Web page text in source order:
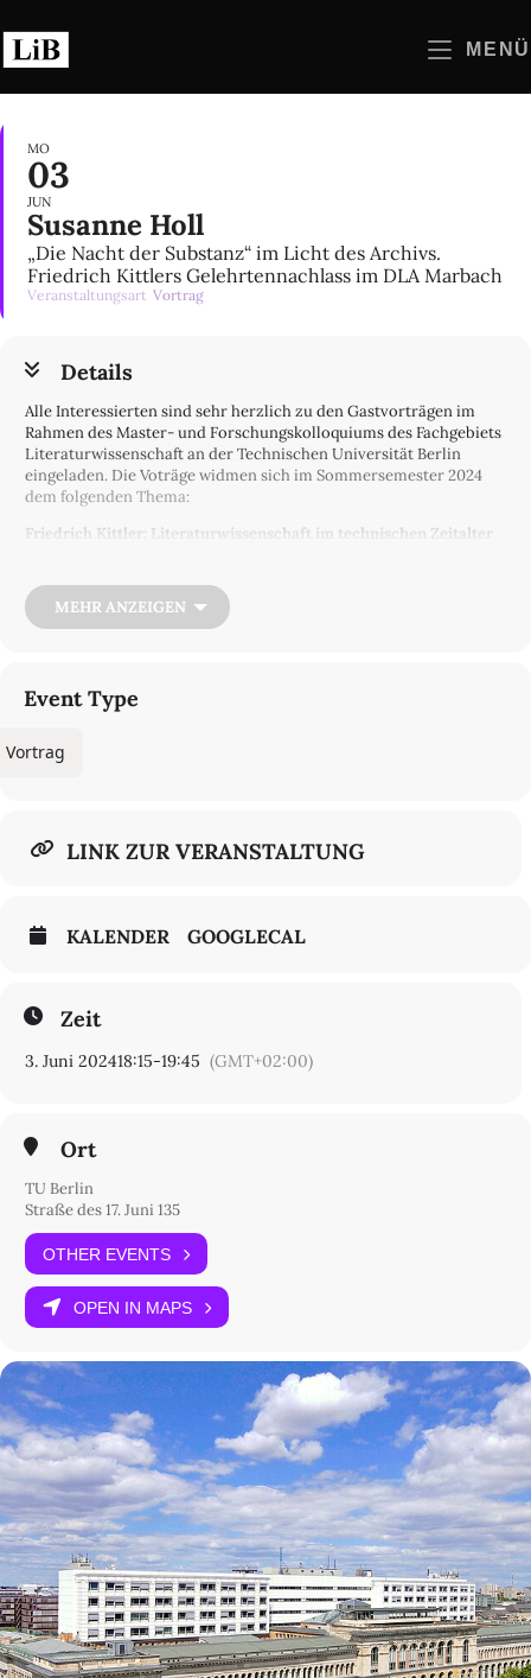
Inhalt
springen
MENÜ
MO
03
JUN
Susanne Holl
„Die Nacht der Substanz“ im Licht des Archivs.
Friedrich Kittlers Gelehrtennachlass im DLA Marbach
Veranstaltungsart Vortrag
Details
Alle Interessierten sind sehr herzlich zu den Gastvorträgen im
Rahmen des Master- und Forschungskolloquiums des Fachgebiets
Literaturwissenschaft an der Technischen Universität Berlin
eingeladen. Die Voträge widmen sich im Sommersemester 2024
dem folgenden Thema:
Friedrich Kittler: Literaturwissenschaft im technischen Zeitalter
Online-Teilnahme wird auf Anfrage zugesendet. E-Mails bitte an
Daniela Doutch:doutch@tu-berlin.de
MEHR ANZEIGEN
Event Type
Vortrag
LINK ZUR VERANSTALTUNG
KALENDER GOOGLECAL
Zeit
3. Juni 202418:15-19:45 (GMT+02:00)
Ort
TU Berlin
Straße des 17. Juni 135
OTHER EVENTS
OPEN IN MAPS